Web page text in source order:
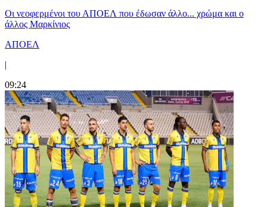
Οι νεοφερμένοι του ΑΠΟΕΛ που έδωσαν άλλο... χρώμα και ο
άλλος Μαρκίνιος
ΑΠΟΕΛ
|
09:24